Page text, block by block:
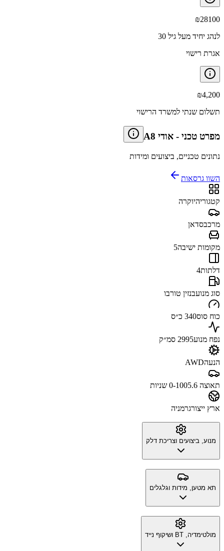
₪28100
לנהג יחיד מעל גיל 30
אגרת רישוי
₪4,200
תשלום שנתי למשרד הרישוי
מפרט טכני - אודי A8
נתונים טכניים, ביצועים ומידות
השוו גרסאות
קטגוריהיוקרה
מרכבסדאן
מקומות ישיבה5
דלתות4
סוג מנועבנזין טורבו
כוח סוס340 כ״ס
נפח מנוע2995 סמ״ק
הנעהAWD
תאוצה 0-100 5.6 שניות
ארץ ייצורגרמניה
מנוע, ביצועים וצריכת דלק
תא מטען, מידות וגלגלים
מולטימדיה, BT ושיקוף נייד